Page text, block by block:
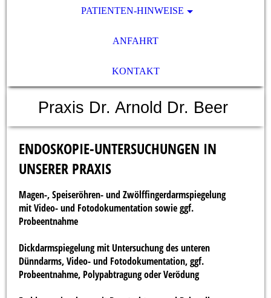
PATIENTEN-HINWEISE
ANFAHRT
KONTAKT
Praxis Dr. Arnold Dr. Beer
ENDOSKOPIE-UNTERSUCHUNGEN IN
UNSERER PRAXIS
Magen-, Speiseröhren- und Zwölffingerdarmspiegelung
mit Video- und Fotodokumentation sowie ggf.
Probeentnahme
Dickdarmspiegelung mit Untersuchung des unteren
Dünndarms, Video- und Fotodokumentation, ggf.
Probeentnahme, Polypabtragung oder Verödung